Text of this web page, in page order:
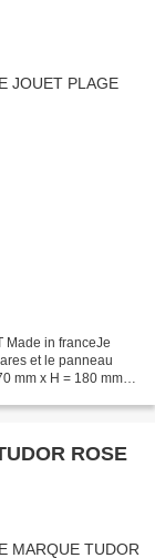
Made in franceJe
et le panneau
mm x H = 180 mm
ROSE